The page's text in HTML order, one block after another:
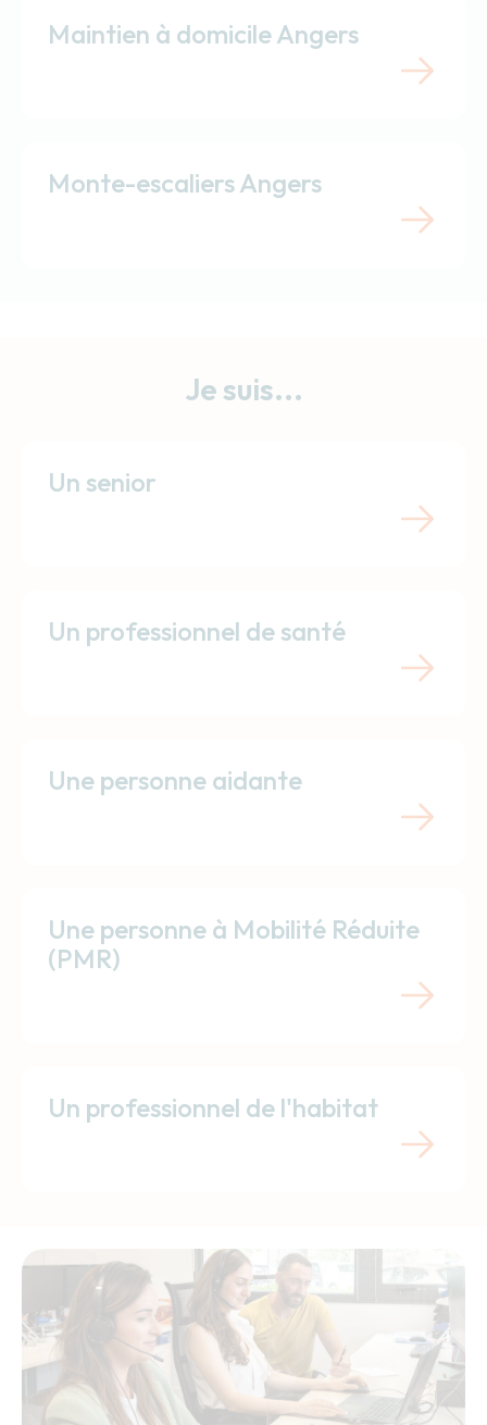
Maintien à domicile Angers
Monte-escaliers Angers
Je suis...
Un senior
Un professionnel de santé
Une personne aidante
Une personne à Mobilité Réduite
(PMR)
Un professionnel de l'habitat